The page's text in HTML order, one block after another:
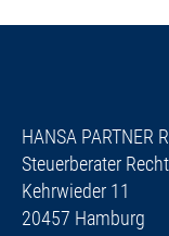
HANSA PARTNER
Steuerberater
Kehrwieder 11
20457 Hamburg